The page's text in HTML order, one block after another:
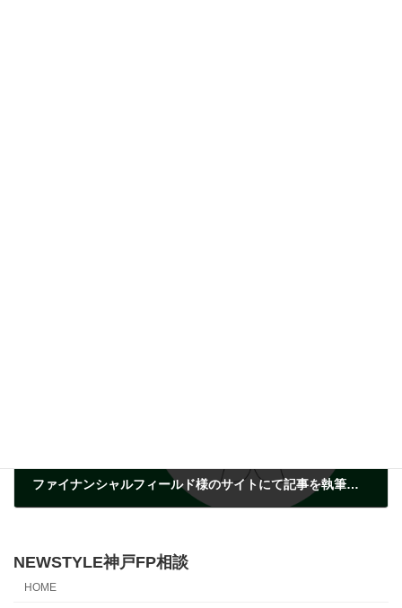
ファイナンシャルフィールド様のサイトにて記事を執筆させていただきました。
NEWSTYLE神戸FP相談
HOME